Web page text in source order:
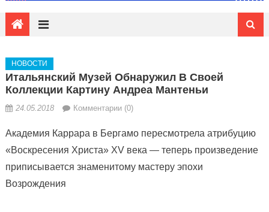
НОВОСТИ
Итальянский Музей Обнаружил В Своей
Коллекции Картину Андреа Мантеньи
24.05.2018 Комментарии (0)
Академия Каррара в Бергамо пересмотрела атрибуцию
«Воскресения Христа» XV века — теперь произведение
приписывается знаменитому мастеру эпохи
Возрождения